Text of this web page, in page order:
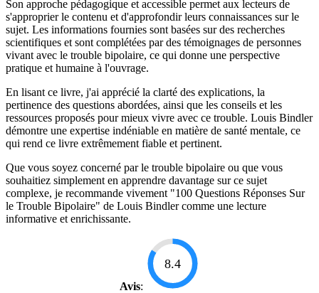
Son approche pédagogique et accessible permet aux lecteurs de
s'approprier le contenu et d'approfondir leurs connaissances sur le
sujet. Les informations fournies sont basées sur des recherches
scientifiques et sont complétées par des témoignages de personnes
vivant avec le trouble bipolaire, ce qui donne une perspective
pratique et humaine à l'ouvrage.
En lisant ce livre, j'ai apprécié la clarté des explications, la
pertinence des questions abordées, ainsi que les conseils et les
ressources proposés pour mieux vivre avec ce trouble. Louis Bindler
démontre une expertise indéniable en matière de santé mentale, ce
qui rend ce livre extrêmement fiable et pertinent.
Que vous soyez concerné par le trouble bipolaire ou que vous
souhaitiez simplement en apprendre davantage sur ce sujet
complexe, je recommande vivement "100 Questions Réponses Sur
le Trouble Bipolaire" de Louis Bindler comme une lecture
informative et enrichissante.
Avis:
8.4